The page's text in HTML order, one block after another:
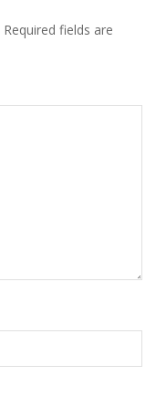
Required fields are